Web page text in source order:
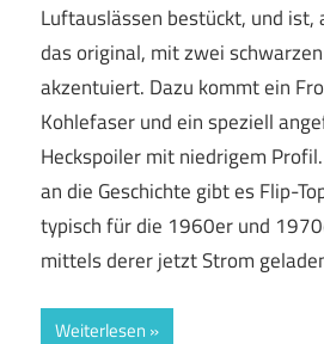
Luftauslässen bestückt, und ist,
das original, mit zwei
akzentuiert. Dazu kommt ein
Kohlefaser und ein speziell
Heckspoiler mit niedrigem
an die Geschichte gibt es Flip-
typisch für die 1960er und
mittels derer jetzt Strom
Weiterlesen